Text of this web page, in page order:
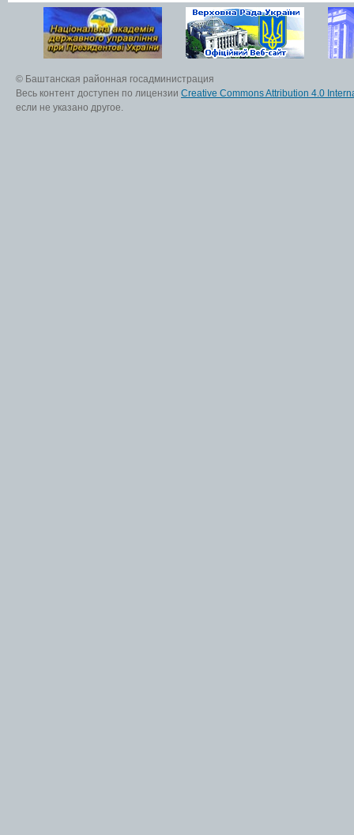
© Баштанская районная госадминистрация
Весь контент доступен по лицензии Creative Commons Attribution 4.0
если не указано другое.